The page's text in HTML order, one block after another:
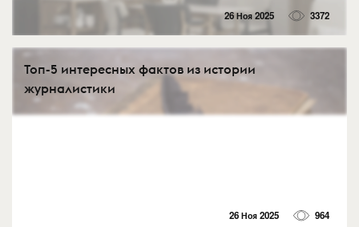
26 Ноя 2025 3372
Топ-5 интересных фактов из истории
журналистики
26 Ноя 2025 964